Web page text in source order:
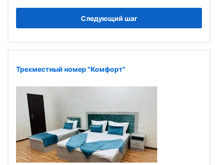
Следующий шаг
Трехместный номер "Комфорт"